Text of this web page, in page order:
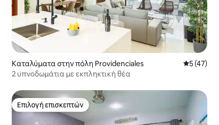
Καταλύματα στην πόλη Providenciales Μέση
5 (47)
2 υπνοδωμάτια με εκπληκτική θέα
Επιλογή επισκεπτών
Επιλογή επισκεπτών